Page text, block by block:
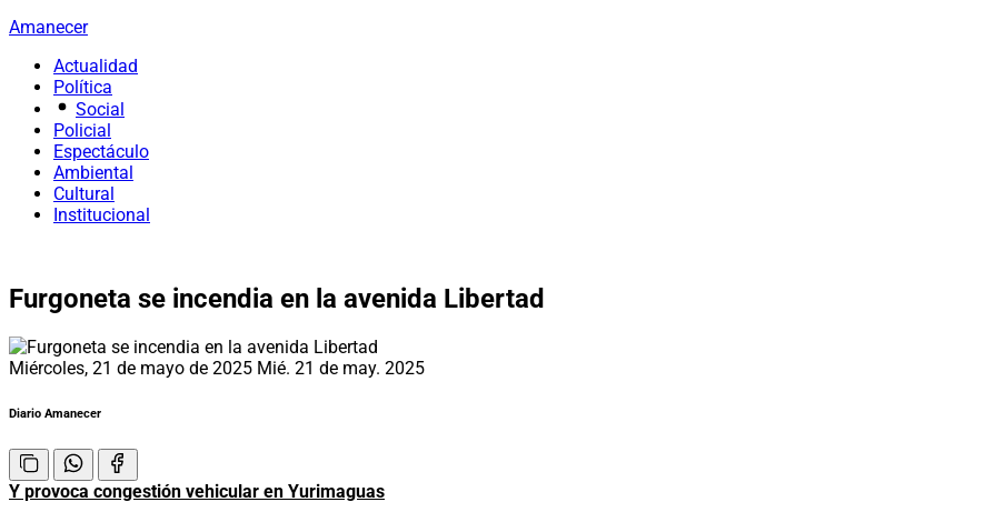
Amanecer
Actualidad
Política
Social
Policial
Espectáculo
Ambiental
Cultural
Institucional
Furgoneta se incendia en la avenida Libertad
Miércoles, 21 de mayo de 2025 Mié. 21 de may. 2025
Diario Amanecer
Y provoca congestión vehicular en Yurimaguas